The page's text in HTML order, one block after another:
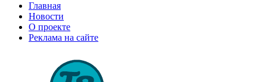
Главная
Новости
О проекте
Реклама на сайте